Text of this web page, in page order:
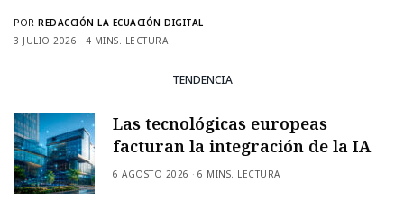
POR REDACCIÓN LA ECUACIÓN DIGITAL
3 JULIO 2026
4 MINS. LECTURA
TENDENCIA
Las tecnológicas europeas
facturan la integración de la IA
6 AGOSTO 2026 6 MINS. LECTURA